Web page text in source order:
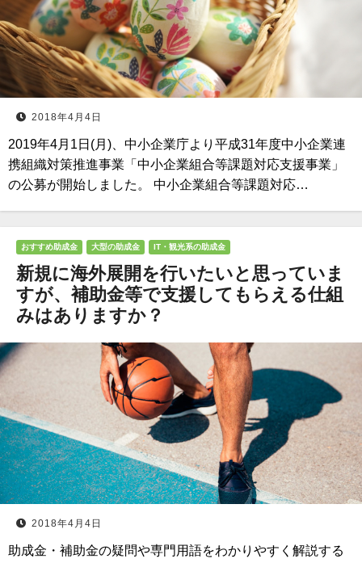
2018年4月4日
2019年4月1日(月)、中小企業庁より平成31年度中小企業連
携組織対策推進事業「中小企業組合等課題対応支援事業」
の公募が開始しました。 中小企業組合等課題対応…
おすすめ助成金 大型の助成金 IT・観光系の助成金
新規に海外展開を行いたいと思っていま
すが、補助金等で支援してもらえる仕組
みはありますか？
2018年4月4日
助成金・補助金の疑問や専門用語をわかりやすく解説する